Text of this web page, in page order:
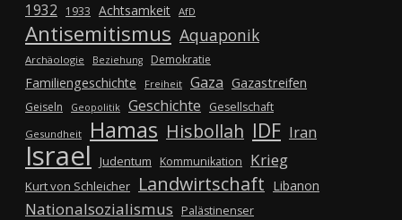
1932 1933 Achtsamkeit AfD
Antisemitismus Aquaponik
Archäologie Beziehung Demokratie
Familiengeschichte Freiheit Gaza Gazastreifen
Geiseln Geopolitik Geschichte Gesellschaft
Gesundheit Hamas Hisbollah IDF Iran
Israel Judentum Kommunikation Krieg
Kurt von Schleicher Landwirtschaft Libanon
Nationalsozialismus Palästinenser